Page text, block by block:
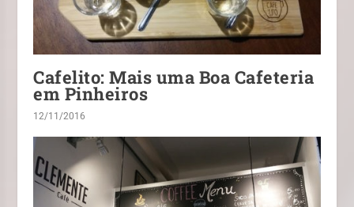
Cafelito: Mais uma Boa Cafeteria
em Pinheiros
12/11/2016